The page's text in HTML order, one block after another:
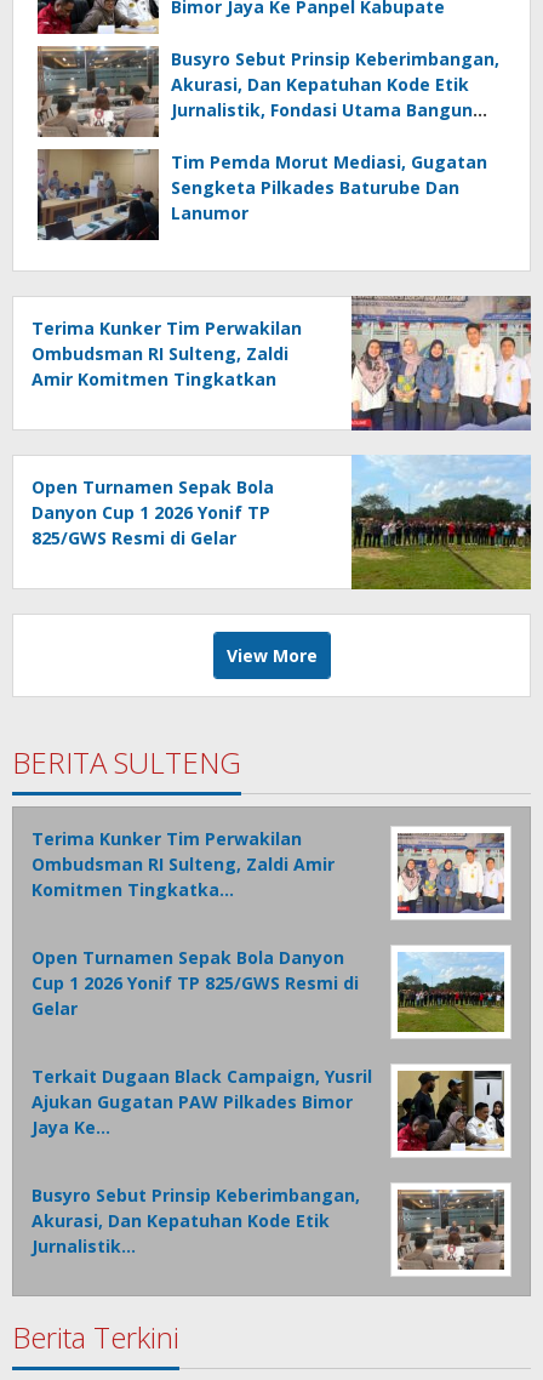
Bimor Jaya Ke Panpel Kabupate
Busyro Sebut Prinsip Keberimbangan,
Akurasi, Dan Kepatuhan Kode Etik
Jurnalistik, Fondasi Utama Bangun
Tim Pemda Morut Mediasi, Gugatan
Sengketa Pilkades Baturube Dan
Lanumor
Terima Kunker Tim Perwakilan
Ombudsman RI Sulteng, Zaldi
Amir Komitmen Tingkatkan
Akuntabel Bebas Mal
Administrasi
Open Turnamen Sepak Bola
Danyon Cup 1 2026 Yonif TP
825/GWS Resmi di Gelar
View More
BERITA SULTENG
Terima Kunker Tim Perwakilan
Ombudsman RI Sulteng, Zaldi Amir
Komitmen Tingkatka…
Open Turnamen Sepak Bola Danyon
Cup 1 2026 Yonif TP 825/GWS Resmi di
Gelar
Terkait Dugaan Black Campaign, Yusril
Ajukan Gugatan PAW Pilkades Bimor
Jaya Ke…
Busyro Sebut Prinsip Keberimbangan,
Akurasi, Dan Kepatuhan Kode Etik
Jurnalistik…
Berita Terkini